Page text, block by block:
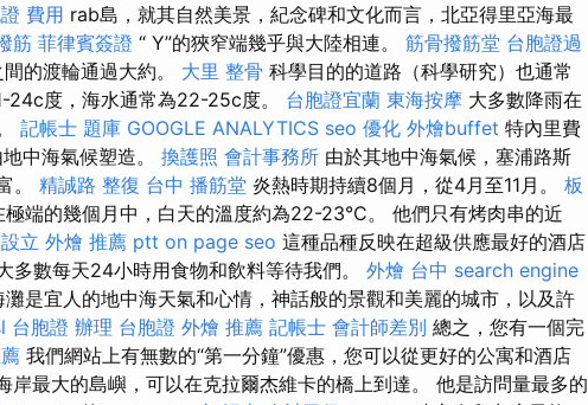
費用 rab島，就其自然美景，紀念碑和文化而言，北亞得里亞海最
筋 菲律賓簽證 “ Y”的狹窄端幾乎與大陸相連。 筋骨撥筋堂 台胞證過
的渡輪通過大約。 大里 整骨 科學目的的道路（科學研究）也通常
24c度，海水通常為22-25c度。 台胞證宜蘭 東海按摩 大多數降雨在
記帳士 題庫 GOOGLE ANALYTICS seo 優化 外燴buffet 特內里費
中海氣候塑造。 換護照 會計事務所 由於其地中海氣候，塞浦路斯
。 精誠路 整復 台中 播筋堂 炎熱時期持續8個月，從4月至11月。 板
極端的幾個月中，白天的溫度約為22-23°C。 他們只有烤肉串的近
立 外燴 推薦 ptt on page seo 這種品種反映在超級供應最好的酒店
多數每天24小時用食物和飲料等待我們。 外燴 台中 search engine
灘是宜人的地中海天氣和心情，神話般的景觀和美麗的城市，以及許
台胞證 辦理 台胞證 外燴 推薦 記帳士 會計師差別 總之，您有一個完
我們網站上有無數的“第一分鐘”優惠，您可以從更好的公寓和酒店
岸最大的島嶼，可以在克拉爾杰維卡的橋上到達。 他是訪問量最多的